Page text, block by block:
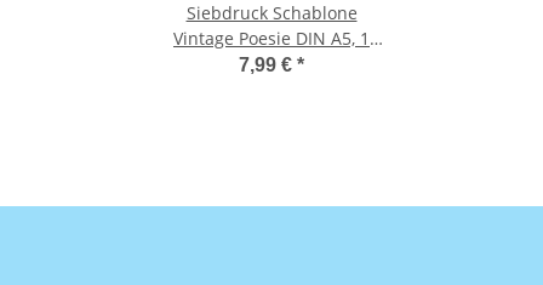
Siebdruck Schablone
Vintage Poesie DIN A5, 1
Schabl.+1 Rakel im .
7,99 € *